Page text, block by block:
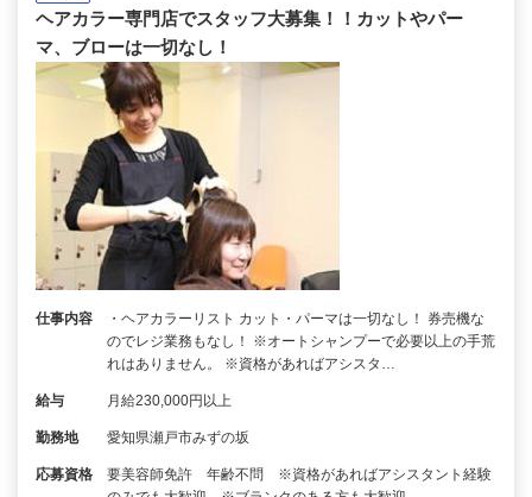
ヘアカラー専門店でスタッフ大募集！！カットやパー
マ、ブローは一切なし！
仕事内容
・ヘアカラーリスト カット・パーマは一切なし！ 券売機な
のでレジ業務もなし！ ※オートシャンプーで必要以上の手荒
れはありません。 ※資格があればアシスタ…
給与 月給230,000円以上
勤務地 愛知県瀬戸市みずの坂
応募資格
要美容師免許 年齢不問 ※資格があればアシスタント経験